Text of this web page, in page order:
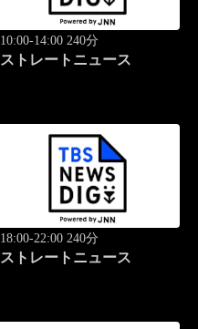
10:00-14:00 240分
ストレートニュース
18:00-22:00 240分
ストレートニュース